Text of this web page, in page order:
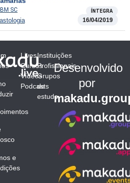
SC ÍNTEGRA
16/04/2019
e
Lives
Cursos
Vídeos
Podcasts
Instituições
Profissionais
Grupos
de
estudo
Desenvolvido
por